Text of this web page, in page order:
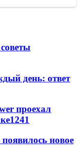
день: ответ
проехал
1241
новое